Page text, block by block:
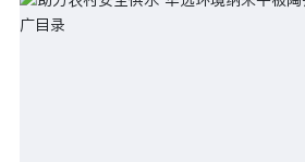
需对接会”在乌鲁木齐锦江国际酒